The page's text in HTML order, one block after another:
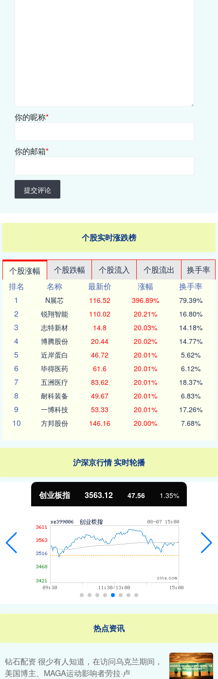
你的昵称*
你的邮箱*
提交评论
个股实时涨跌榜
个股涨幅 个股跌幅 个股流入 个股流出
换手率
排名
名称 最新价 涨幅
换手率
1
N展芯 116.52 396.89% 79.39%
2 锐翔智能 110.02 20.21% 16.80%
3 志特新材 14.8 20.03% 14.18%
4 博腾股份 20.44 20.02% 14.77%
5 近岸蛋白 46.72 20.01% 5.62%
6 毕得医药 61.6 20.01% 6.12%
7 五洲医疗 83.62 20.01% 18.37%
8 耐科装备 49.67 20.01% 6.83%
9 一博科技 53.33 20.01% 17.26%
10 方邦股份 146.16 20.00% 7.68%
沪深京行情 实时轮播
基金指数 7242.10 12.30 0.17%
热点资讯
钻石配资 很少有人知道，在访问乌克兰期间，
美国博主、MAGA运动影响者劳拉·卢